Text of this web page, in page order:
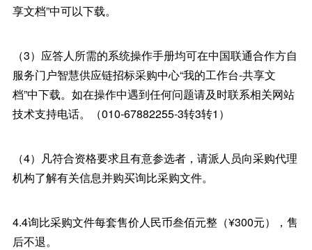
享文档”中可以下载。
（3）应答人所需的系统操作手册均可在中国联通合作方自
服务门户智慧供应链招标采购中心“我的工作台-共享文
档”中下载。如在操作中遇到任何问题请及时联系相关网站
技术支持电话。（010-67882255-3转3转1）
（4）凡符合资格要求且有意参选者，请派人员向采购代理
机构了解有关信息并购买询比采购文件。
4.4询比采购文件每套售价人民币叁佰元整（¥300元），售
后不退。